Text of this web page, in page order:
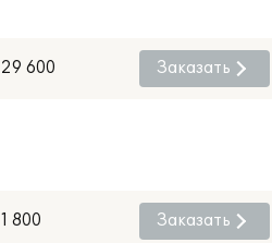
29 600 Заказать
1 800 Заказать